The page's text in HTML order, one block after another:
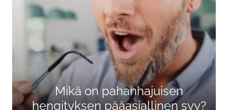
Mikä on pahanhajuisen
hengityksen pääasiallinen syy?